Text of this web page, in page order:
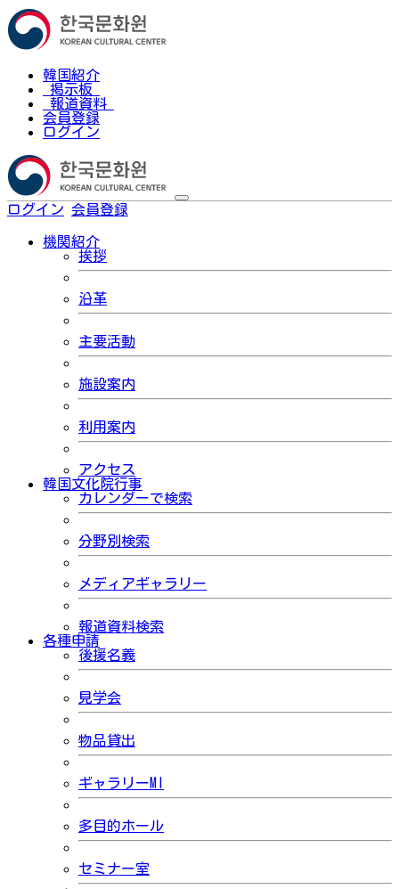
韓国紹介
掲示板
報道資料
会員登録
ログイン
ログイン 会員登録
機関紹介
挨拶
沿革
主要活動
施設案内
利用案内
アクセス
韓国文化院行事
カレンダーで検索
分野別検索
メディアギャラリー
報道資料検索
各種申請
後援名義
見学会
物品貸出
ギャラリーMI
多目的ホール
セミナー室